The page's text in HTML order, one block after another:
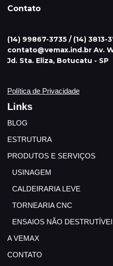
Contato
(14) 99867-3735 / (14) 3813-
contato@vemax.ind.br Av.
Jd. Sta. Eliza, Botucatu - SP
Política de Privacidade
Links
BLOG
ESTRUTURA
PRODUTOS E SERVIÇOS
USINAGEM
CALDEIRARIA LEVE
TORNEARIA CNC
ENSAIOS NÃO
A VEMAX
CONTATO